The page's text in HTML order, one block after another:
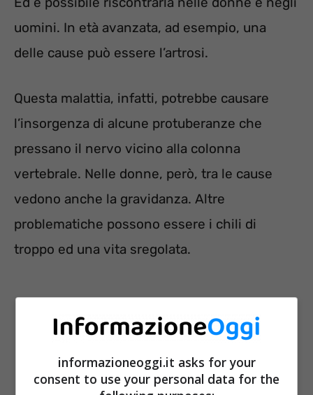
uomini. In età avanzata, ad esempio, una
delle cause può essere l’artrosi.
Questa malattia, infatti, potrebbe causare
l’insorgenza di alcune protuberanze che
pressano il nervo vicino alla colonna
vertebrale. Nelle donne, però, tra le cause
vedono anche la gravidanza. Altre
problematiche possono essere i chili di
troppo ed una vita sregolata.
informazioneoggi.it asks for your
consent to use your personal data for the